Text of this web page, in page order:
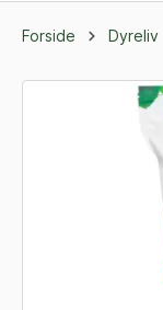
Forside Dyreliv